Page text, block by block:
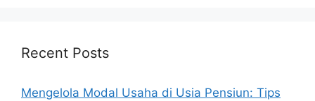
Recent Posts
Mengelola Modal Usaha di Usia Pensiun: Tips